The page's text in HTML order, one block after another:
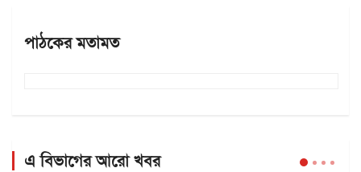
পাঠকের মতামত
এ বিভাগের আরো খবর